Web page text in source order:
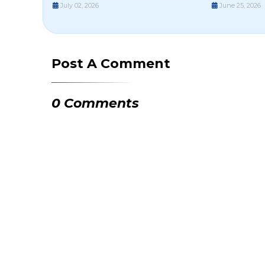
July 02, 2026 June 25, 2026
Post A Comment
0 Comments